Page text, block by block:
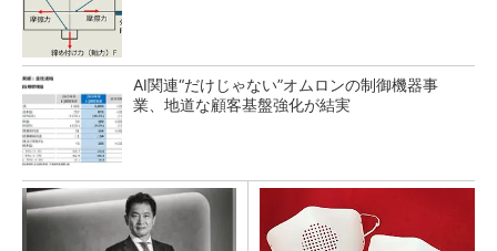
AI関連“だけじゃない”オムロンの制御機器事
業、地道な顧客基盤強化が結実